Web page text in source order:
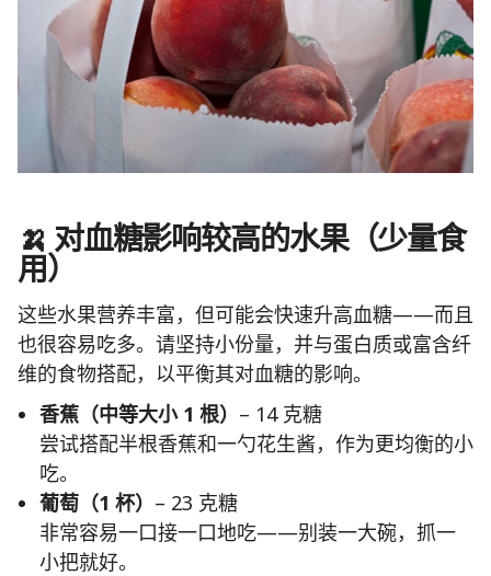
🍌 对血糖影响较高的水果（少量食
用）
这些水果营养丰富，但可能会快速升高血糖——而且
也很容易吃多。请坚持小份量，并与蛋白质或富含纤
维的食物搭配，以平衡其对血糖的影响。
香蕉（中等大小 1 根） – 14 克糖
尝试搭配半根香蕉和一勺花生酱，作为更均衡的小
吃。
葡萄（1 杯） – 23 克糖
非常容易一口接一口地吃——别装一大碗，抓一
小把就好。